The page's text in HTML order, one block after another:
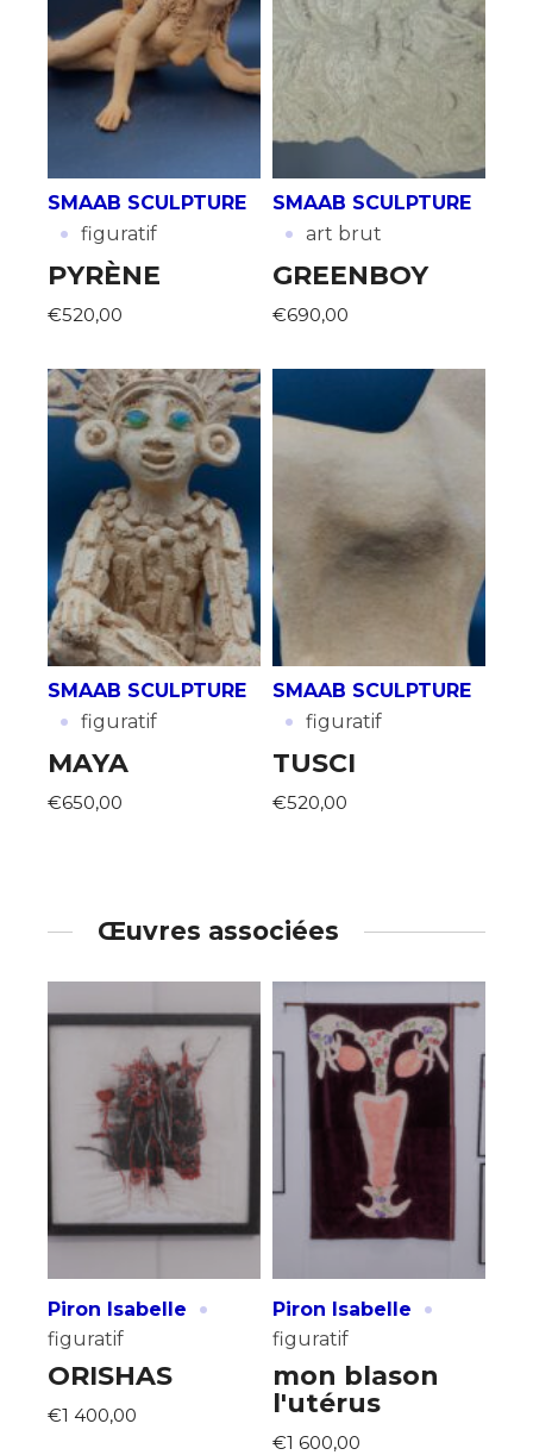
Adresse email*
SMAAB SCULPTURE
· figuratif
PYRÈNE
€520,00
SMAAB SCULPTURE
· art brut
GREENBOY
€690,00
SMAAB SCULPTURE
· figuratif
MAYA
€650,00
SMAAB SCULPTURE
· figuratif
TUSCI
€520,00
Œuvres associées
Piron Isabelle ·
figuratif
ORISHAS
€1 400,00
Piron Isabelle ·
figuratif
mon blason
l'utérus
€1 600,00